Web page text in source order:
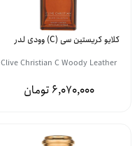
کلایو کریستین سی (C) وودی لدر
Clive Christian C Woody Leather
6,070,000